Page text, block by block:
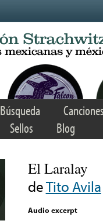
Búsqueda
Canciones
Sellos Blog
El Laralay
deTito Avila
Audio excerpt